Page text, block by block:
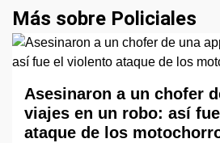
Más sobre Policiales
Asesinaron a un chofer
viajes en un robo: así
ataque de los